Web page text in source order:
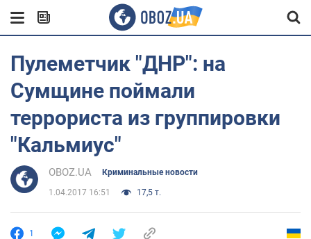
Пулеметчик "ДНР": на
Сумщине поймали
террориста из группировки
"Кальмиус"
OBOZ.UA Криминальные новости
1.04.2017 16:51 17,5 т.
1